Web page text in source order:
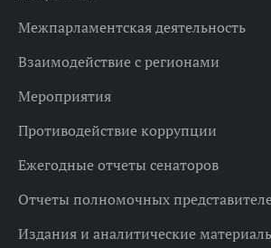
Межпарламентская деятельность
Взаимодействие с регионами
Мероприятия
Противодействие коррупции
Ежегодные отчеты сенаторов
Отчеты полномочных
Издания и аналитические